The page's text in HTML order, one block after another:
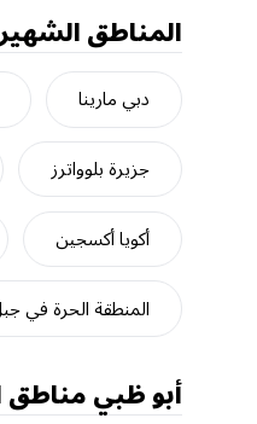
المناطق
دبي مارينا
جزيرة بلوواترز
أكويا أكسجين
المنطقة الحرة في
أبو ظبيمناطق